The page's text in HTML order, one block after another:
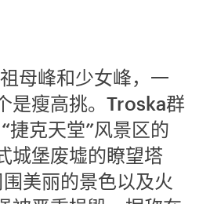
母峰和少女峰，一
是瘦高挑。Troska群
捷克天堂”风景区的
城堡废墟的瞭望塔
围美丽的景色以及火